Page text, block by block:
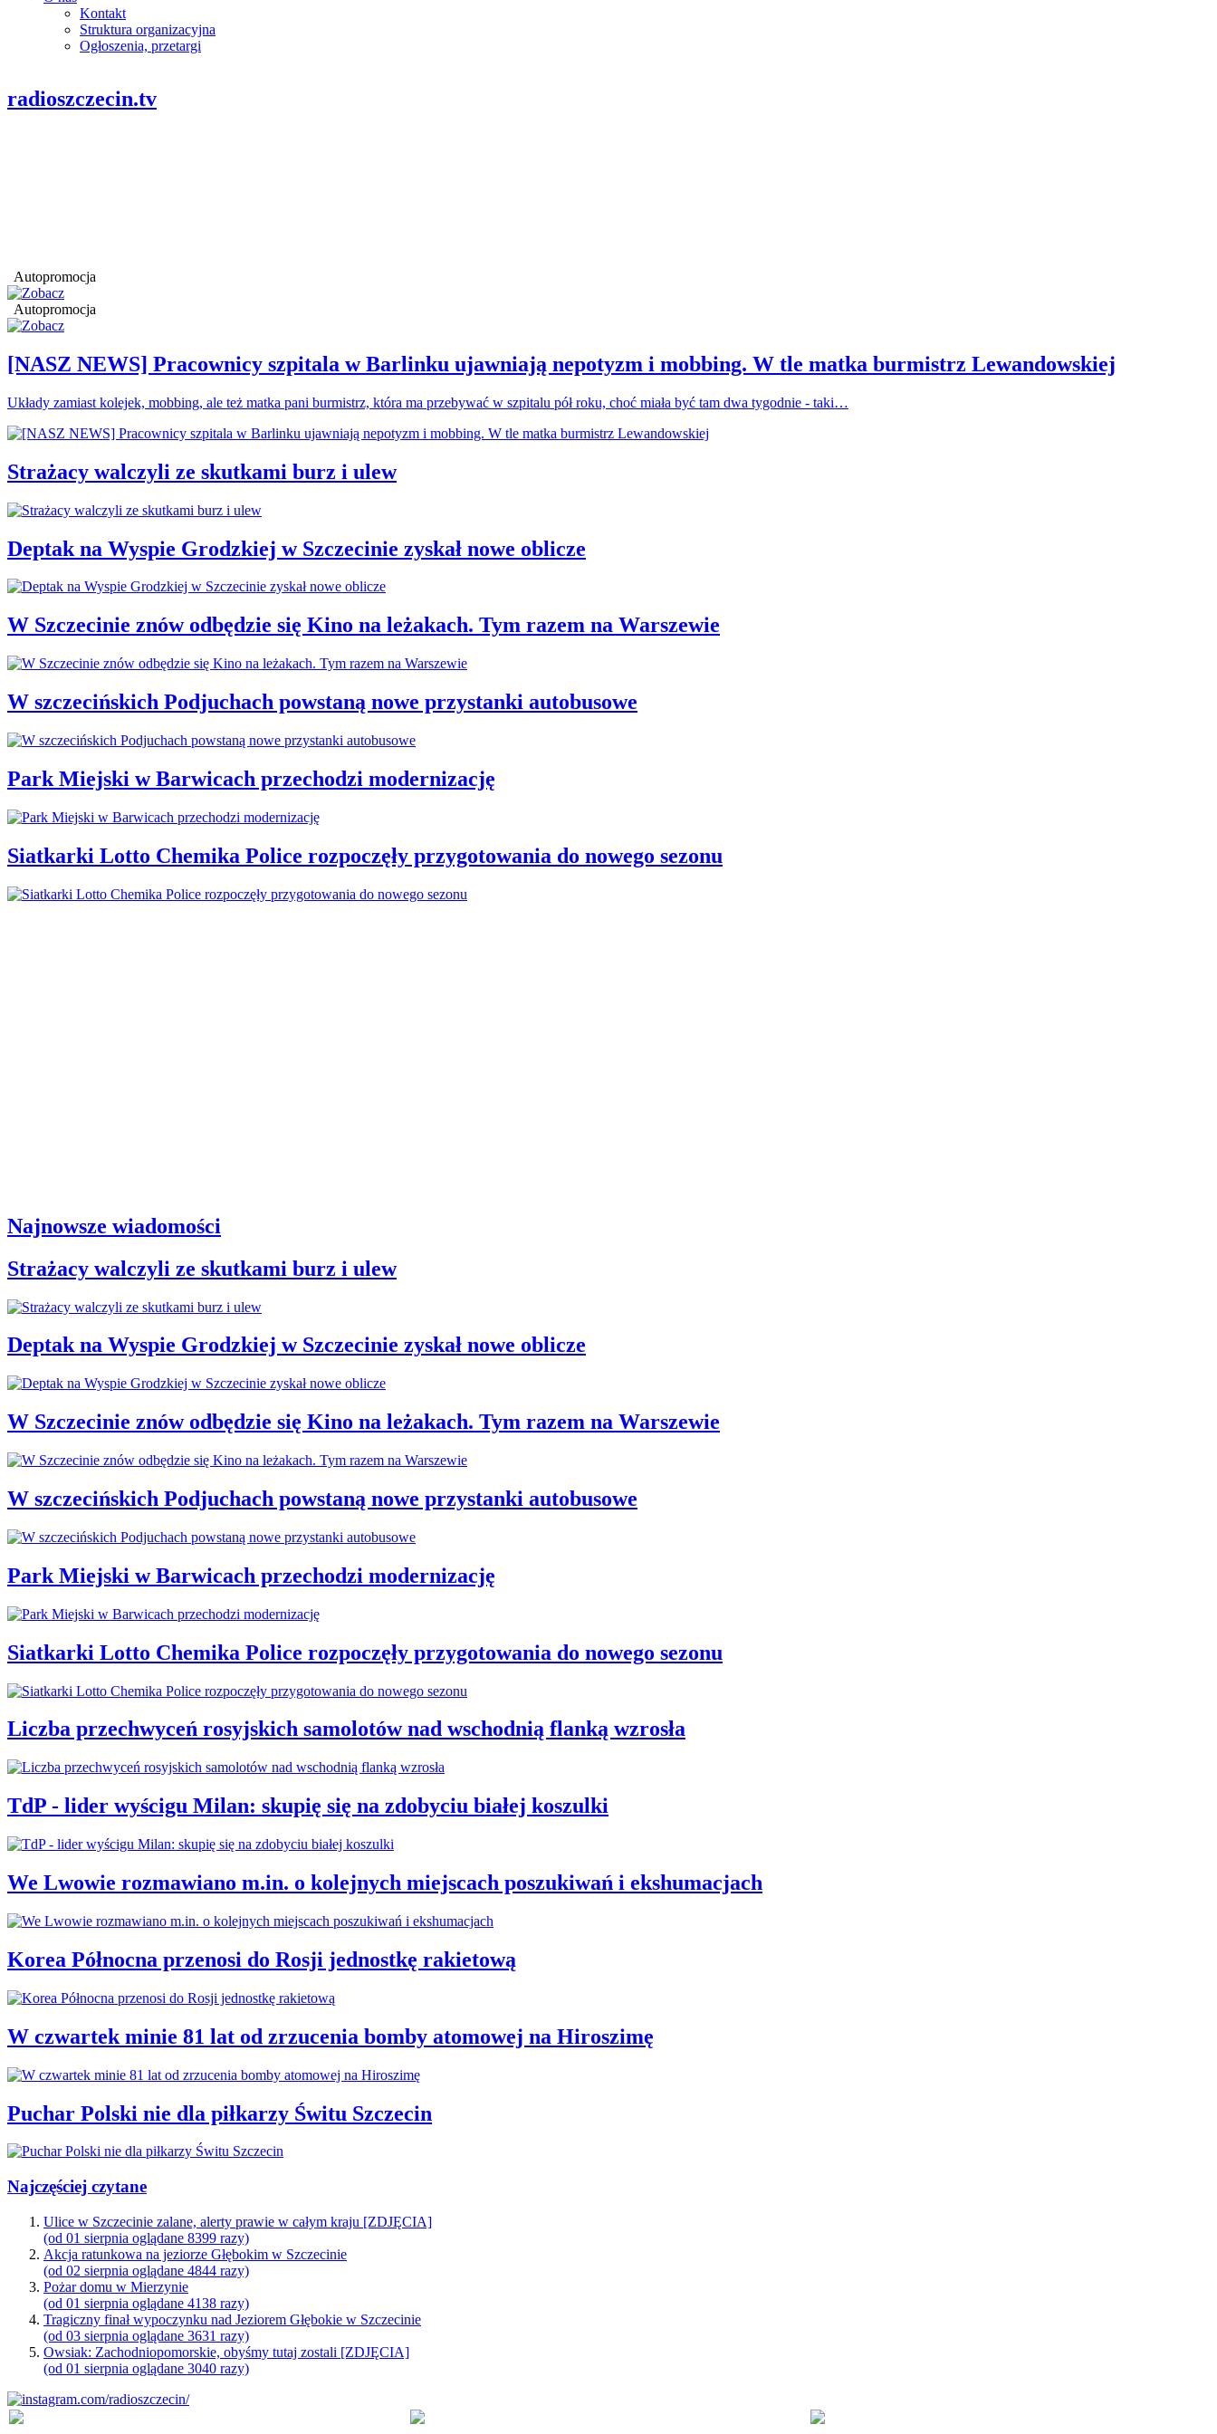
Kontakt
Struktura organizacyjna
Ogłoszenia, przetargi
radioszczecin.tv
Autopromocja
Autopromocja
[NASZ NEWS] Pracownicy szpitala w Barlinku ujawniają nepotyzm i mobbing. W tle matka burmistrz Lewandowskiej
Układy zamiast kolejek, mobbing, ale też matka pani burmistrz, która ma przebywać w szpitalu pół roku, choć miała być tam dwa tygodnie - taki…
Strażacy walczyli ze skutkami burz i ulew
Deptak na Wyspie Grodzkiej w Szczecinie zyskał nowe oblicze
W Szczecinie znów odbędzie się Kino na leżakach. Tym razem na Warszewie
W szczecińskich Podjuchach powstaną nowe przystanki autobusowe
Park Miejski w Barwicach przechodzi modernizację
Siatkarki Lotto Chemika Police rozpoczęły przygotowania do nowego sezonu
Najnowsze wiadomości
Strażacy walczyli ze skutkami burz i ulew
Deptak na Wyspie Grodzkiej w Szczecinie zyskał nowe oblicze
W Szczecinie znów odbędzie się Kino na leżakach. Tym razem na Warszewie
W szczecińskich Podjuchach powstaną nowe przystanki autobusowe
Park Miejski w Barwicach przechodzi modernizację
Siatkarki Lotto Chemika Police rozpoczęły przygotowania do nowego sezonu
Liczba przechwyceń rosyjskich samolotów nad wschodnią flanką wzrosła
TdP - lider wyścigu Milan: skupię się na zdobyciu białej koszulki
We Lwowie rozmawiano m.in. o kolejnych miejscach poszukiwań i ekshumacjach
Korea Północna przenosi do Rosji jednostkę rakietową
W czwartek minie 81 lat od zrzucenia bomby atomowej na Hiroszimę
Puchar Polski nie dla piłkarzy Świtu Szczecin
Najczęściej czytane
Ulice w Szczecinie zalane, alerty prawie w całym kraju [ZDJĘCIA]
(od 01 sierpnia oglądane 8399 razy)
Akcja ratunkowa na jeziorze Głębokim w Szczecinie
(od 02 sierpnia oglądane 4844 razy)
Pożar domu w Mierzynie
(od 01 sierpnia oglądane 4138 razy)
Tragiczny finał wypoczynku nad Jeziorem Głębokie w Szczecinie
(od 03 sierpnia oglądane 3631 razy)
Owsiak: Zachodniopomorskie, obyśmy tutaj zostali [ZDJĘCIA]
(od 01 sierpnia oglądane 3040 razy)